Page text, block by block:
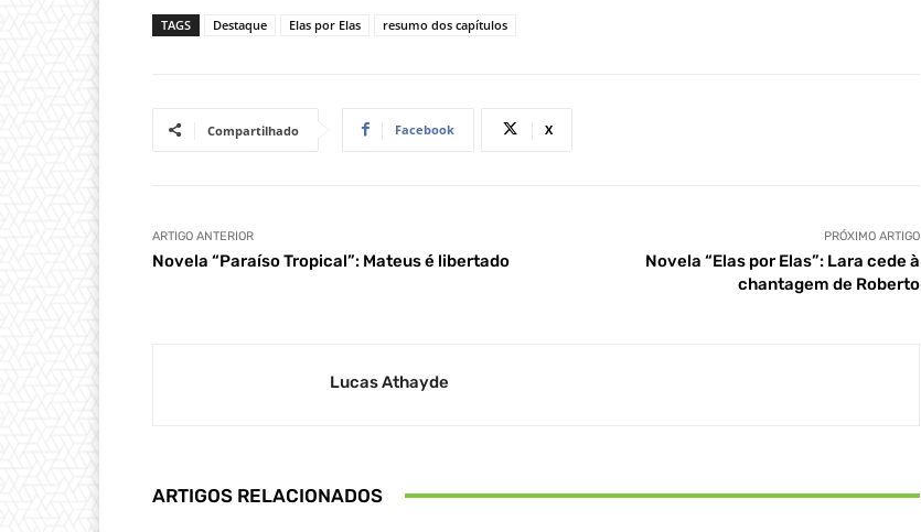
TAGS Destaque Elas por Elas resumo dos capítulos
Compartilhado Facebook X
ARTIGO ANTERIOR
Novela “Paraíso Tropical”: Mateus é libertado
PRÓXIMO ARTIGO
Novela “Elas por Elas”: Lara cede à
chantagem de Roberto
Lucas Athayde
ARTIGOS RELACIONADOS